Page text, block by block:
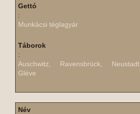
Gettó
:
Munkácsi téglagyár
Táborok
:
Auschwitz, Ravensbrück, Neustadt,
Gléve
Név